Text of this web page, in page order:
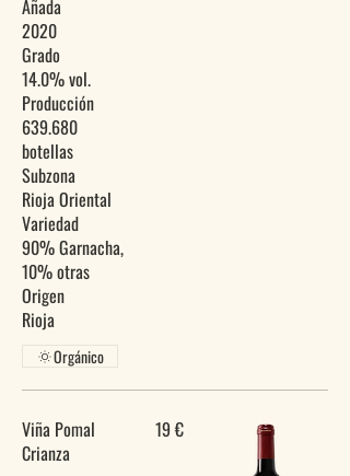
Añada
2020
Grado
14.0% vol.
Producción
639.680
botellas
Subzona
Rioja Oriental
Variedad
90% Garnacha,
10% otras
Origen
Orgánico
Viña Pomal
Crianza
19 €